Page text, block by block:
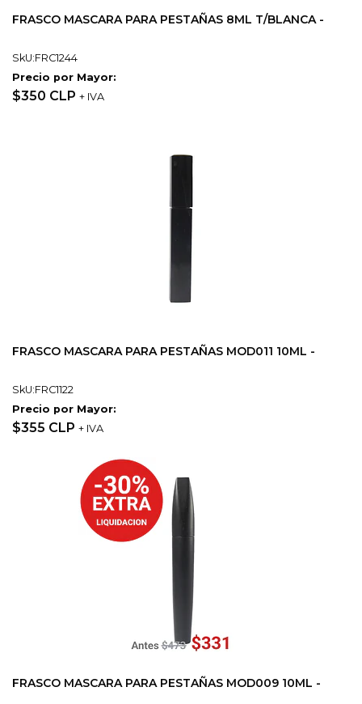
FRASCO MASCARA PARA PESTAÑAS 8ML T/BLANCA -
SkU:FRC1244
Precio por Mayor:
$350 CLP + IVA
FRASCO MASCARA PARA PESTAÑAS MOD011 10ML -
SkU:FRC1122
Precio por Mayor:
$355 CLP + IVA
FRASCO MASCARA PARA PESTAÑAS MOD009 10ML -